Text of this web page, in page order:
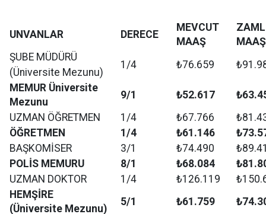
UNVANLAR DERECE
MEVCUT
MAAŞ
MAAŞ
ŞUBE MÜDÜRÜ
1/4 ₺76.659
(Üniversite Mezunu)
MEMUR Üniversite
Mezunu
9/1 ₺52.617
UZMAN ÖĞRETMEN
1/4 ₺67.766
ÖĞRETMEN
1/4 ₺61.146
BAŞKOMİSER
3/1 ₺74.490
POLİS MEMURU
8/1 ₺68.084
UZMAN DOKTOR
1/4 ₺126.119
HEMŞİRE
(Üniversite Mezunu)
5/1 ₺61.759